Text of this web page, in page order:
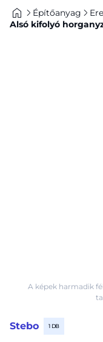
Építőanyag
Alsó kifolyó
Stebo 1 DB
A képek harmadik